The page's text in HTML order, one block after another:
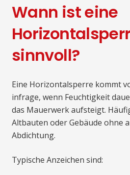
Wann ist eine
sinnvoll?
Eine Horizontalsperre kommt
infrage, wenn Feuchtigkeit
das Mauerwerk aufsteigt.
Altbauten oder Gebäude ohne
Abdichtung.
Typische Anzeichen sind: